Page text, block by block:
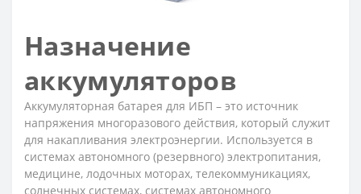
Назначение
аккумуляторов
Аккумуляторная батарея для ИБП – это источник
напряжения многоразового действия, который служит
для накапливания электроэнергии. Используется в
системах автономного (резервного) электропитания,
медицине, лодочных моторах, телекоммуникациях,
солнечных системах, системах автономного